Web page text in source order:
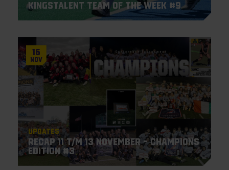
KingsTalent Team of the Week #9
16
Nov
Updates
Recap 11 t/m 13 november – Champions
Edition #3